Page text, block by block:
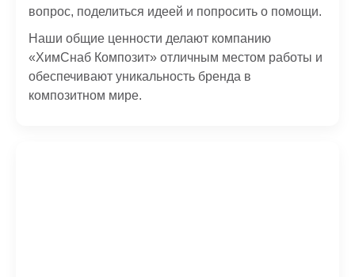
вопрос, поделиться идеей и попросить о помощи.
Наши общие ценности делают компанию
«ХимСнаб Композит» отличным местом работы и
обеспечивают уникальность бренда в
композитном мире.